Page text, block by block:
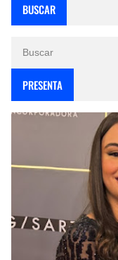
BUSCAR
PRESENTA